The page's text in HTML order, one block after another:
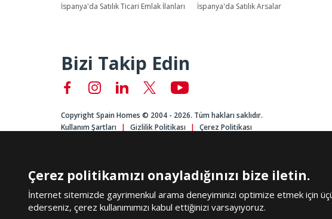
İspanya'da Satılık Ticari Emlak İlanları
İspanya'da Satılık Arsalar
Bizi Takip Edin
Copyright Spain Homes © 2004 - 2026. Tüm hakları saklıdır.
Kullanım Şartları
Gizlilik Politikası Çerez Politikası
Çerez politikamızı onayladığınızı bize iletin.
İnternet sitemizde gayrimenkul arama deneyiminizi optimize etmek için
ederseniz, çerez kullanımımızı kabul ettiğinizi varsayıyoruz.